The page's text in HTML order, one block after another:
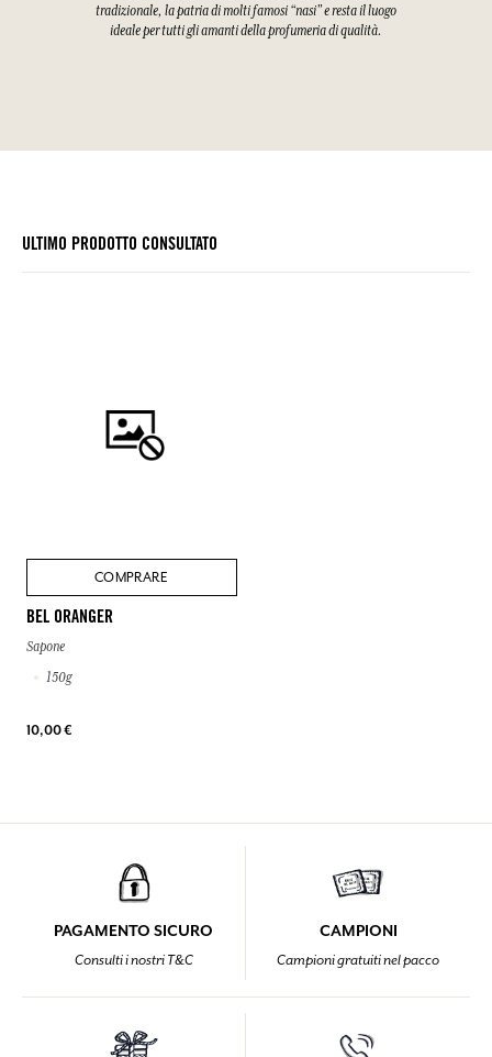
tradizionale, la patria di molti famosi “nasi” e resta il luogo
ideale per tutti gli amanti della profumeria di qualità.
ULTIMO PRODOTTO CONSULTATO
COMPRARE
BEL ORANGER
Sapone
150g
10,00 €
PAGAMENTO SICURO
Consulti i nostri T&C
CAMPIONI
Campioni gratuiti nel pacco